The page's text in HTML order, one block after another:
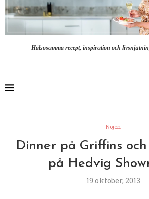
Hälsosamma recept, inspiration och
Nöjen
Dinner på Griffins
på Hedvig
19 oktober, 2013